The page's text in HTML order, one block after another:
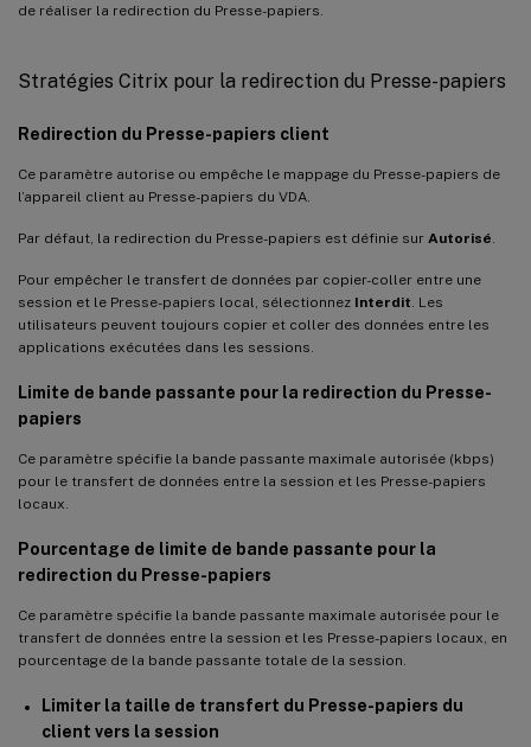
de réaliser la redirection du Presse-papiers.
Stratégies Citrix pour la redirection du Presse-papiers
Redirection du Presse-papiers client
Ce paramètre autorise ou empêche le mappage du Presse-papiers de
l’appareil client au Presse-papiers du VDA.
Par défaut, la redirection du Presse-papiers est définie sur Autorisé
Pour empêcher le transfert de données par copier-coller entre une
session et le Presse-papiers local, sélectionnez Interdit . Les
utilisateurs peuvent toujours copier et coller des données entre les
applications exécutées dans les sessions.
Limite de bande passante pour la redirection du Presse-
papiers
Ce paramètre spécifie la bande passante maximale autorisée (kbps)
pour le transfert de données entre la session et les Presse-papiers
locaux.
Pourcentage de limite de bande passante pour la
redirection du Presse-papiers
Ce paramètre spécifie la bande passante maximale autorisée pour le
transfert de données entre la session et les Presse-papiers locaux, en
pourcentage de la bande passante totale de la session.
Limiter la taille de transfert du Presse-papiers du
client vers la session